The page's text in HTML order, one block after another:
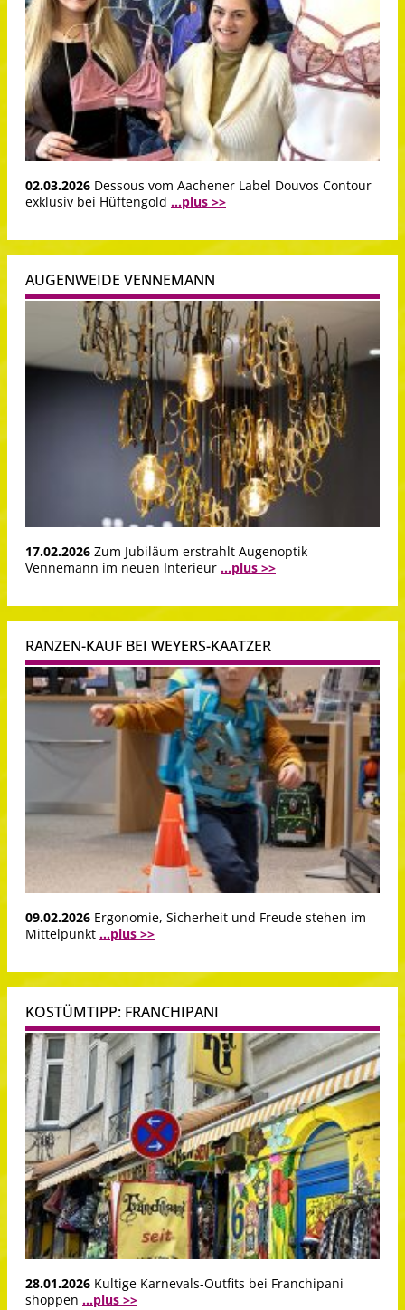
02.03.2026 Dessous vom Aachener Label Douvos Contour
exklusiv bei Hüftengold ...plus >>
AUGENWEIDE VENNEMANN
17.02.2026 Zum Jubiläum erstrahlt Augenoptik
Vennemann im neuen Interieur ...plus >>
RANZEN-KAUF BEI WEYERS-KAATZER
09.02.2026 Ergonomie, Sicherheit und Freude stehen im
Mittelpunkt ...plus >>
KOSTÜMTIPP: FRANCHIPANI
28.01.2026 Kultige Karnevals-Outfits bei Franchipani
shoppen ...plus >>